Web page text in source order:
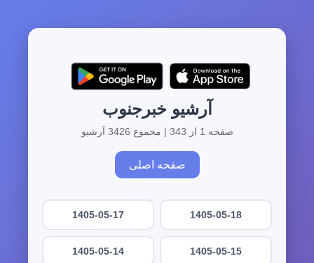
آرشیو خبرجنوب
صفحه 1 از 343 | مجموع 3426 آرشیو
صفحه اصلی
1405-05-18
1405-05-17
1405-05-15
1405-05-14